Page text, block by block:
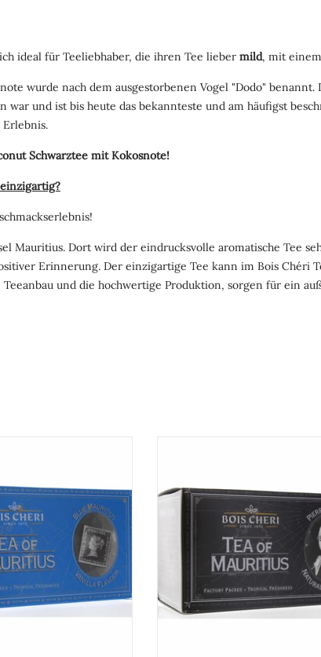
ideal für Teeliebhaber, die ihren Tee lieber mild, mit
wurde nach dem ausgestorbenen Vogel "Dodo"
und ist bis heute das bekannteste und am häufigst
Erlebnis.
Schwarztee mit Kokosnote!
Mauritius. Dort wird der eindrucksvolle aromatische Tee
Erinnerung. Der einzigartige Tee kann im Bois Chéri
und die hochwertige Produktion, sorgen für ein